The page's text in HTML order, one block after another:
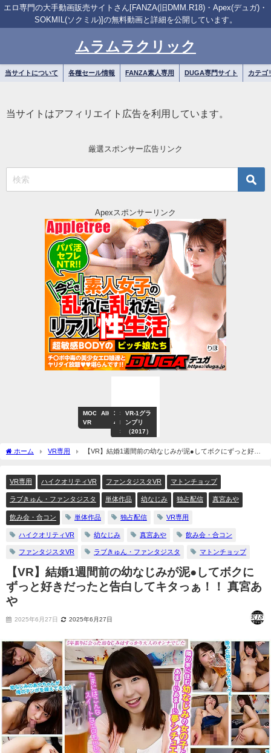
エロ専門の大手動画販売サイトさん[FANZA(旧DMM.R18)・Apex(デュガ)・
SOKMIL(ソクミル)]の無料動画と詳細を公開しています。
ムラムラクリック
当サイトについて 各種セール情報 FANZA素人専用 DUGA専門サイト カテゴ
当サイトはアフィリエイト広告を利用しています。
厳選スポンサー広告リンク
Apexスポンサーリンク
MOODYZ
VR
AIKA
デ
モ
3P・
4P
4
時
間
上
S1
NO.1
STYLE
「お兄
ちゃ
ん、も
て私の
う？」
「バカ
その逆
だよ！
どスト
ライク
よ（※
声）」
VR-1グラ
ンプリ
（2017）
ホーム VR専用
【VR】結婚1週間前の幼なじみが泥●してボクにずっと好き
VR専用 ハイクオリティVR ファンタジスタVR マトンチョップ
ラブきゅん・ファンタジスタ 単体作品 幼なじみ 独占配信 真宮あや
飲み会・合コン 単体作品 独占配信 VR専用
ハイクオリティVR 幼なじみ 真宮あや 飲み会・合コン
ファンタジスタVR ラブきゅん・ファンタジスタ マトンチョップ
【VR】結婚1週間前の幼なじみが泥●してボクに
ずっと好きだったと告白してキタっぁ！！ 真宮あ
や
2025年6月27日 2025年6月27日